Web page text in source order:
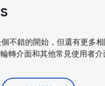
不錯的開始，但還有更多
介面和其他常見使用者介